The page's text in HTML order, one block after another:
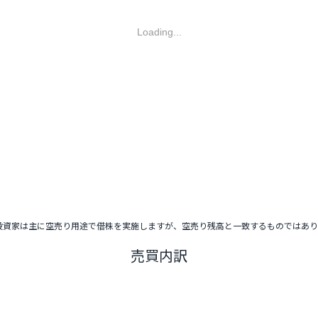
Loading...
家は主に空売り用途で借株を実施しますが、空売り残高と一致するものではあ
売買内訳